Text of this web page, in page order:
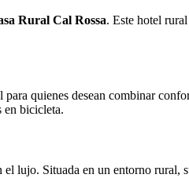
Rural Cal Rossa. Este hotel
para quienes desean combinar
en bicicleta.
lujo. Situada en un entorno rural,